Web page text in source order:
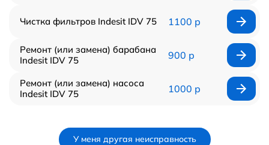
Чистка фильтров Indesit IDV 75 1100 р
Ремонт (или замена) барабана
Indesit IDV 75
900 р
Ремонт (или замена) насоса
Indesit IDV 75
1000 р
У меня другая неисправность